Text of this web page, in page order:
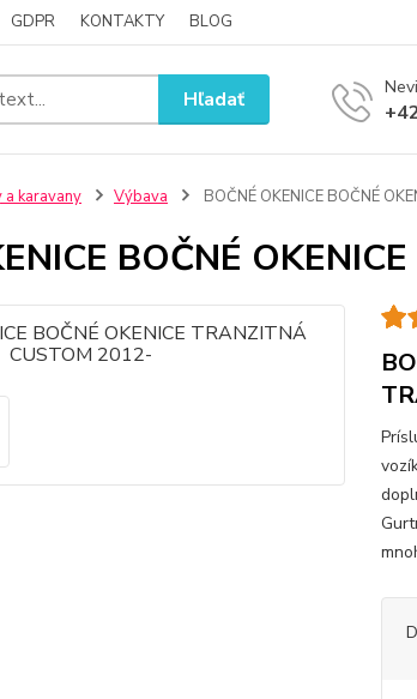
GDPR KONTAKTY BLOG
Hľadať
karavany Výbava BOČNÉ OKENICE BOČNÉ
BOČNÉ